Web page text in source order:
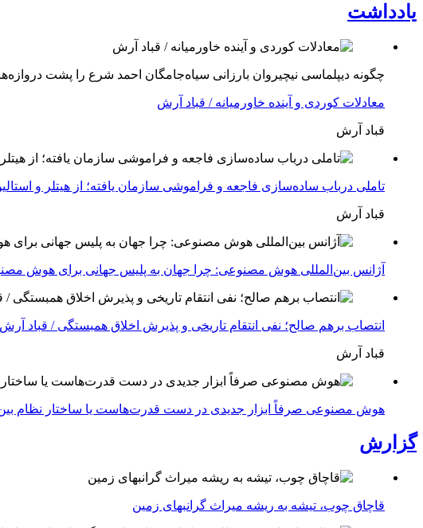
یادداشت
چگونه دیپلماسی نیچیروان بارزانی سیاەجامگان احمد شرع را پشت
معادلات کوردی و آینده خاورمیانه / قباد آرش
قباد آرش
تاملی درباب سادەسازی فاجعە و فراموشی سازمان یافتە؛ از هیتلر و
قباد آرش
آژانس بین‌المللی هوش مصنوعی: چرا جهان به پلیس جهانی برای هوش
انتصاب برهم صالح؛ نفی انتقام تاریخی و پذیرش اخلاق همبستگی / قباد آرش
قباد آرش
هوش مصنوعی صرفاً ابزار جدیدی در دست قدرت‌هاست یا ساختار نظام
گزارش
قاچاق چوب، تیشه به ریشه میراث گرانبهای زمین